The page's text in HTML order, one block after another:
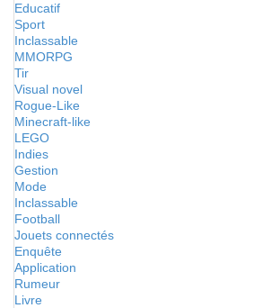
Educatif
Sport
Inclassable
MMORPG
Tir
Visual novel
Rogue-Like
Minecraft-like
LEGO
Indies
Gestion
Mode
Inclassable
Football
Jouets connectés
Enquête
Application
Rumeur
Livre